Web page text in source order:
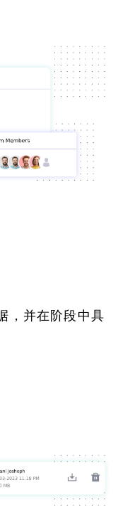
，并在阶段中具